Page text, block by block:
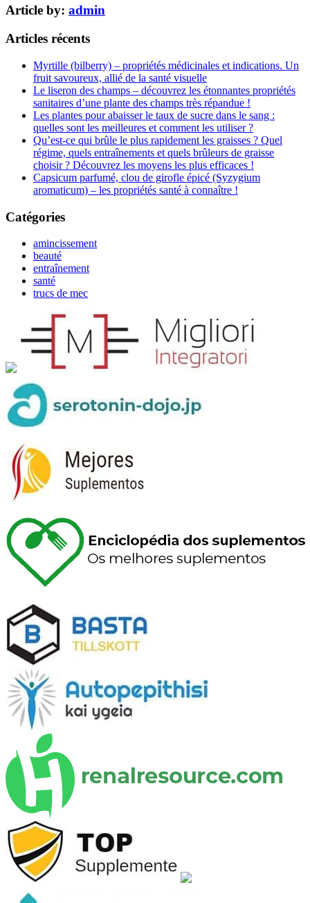
Article by: admin
Articles récents
Myrtille (bilberry) – propriétés médicinales et indications. Un
fruit savoureux, allié de la santé visuelle
Le liseron des champs – découvrez les étonnantes propriétés
sanitaires d’une plante des champs très répandue !
Les plantes pour abaisser le taux de sucre dans le sang :
quelles sont les meilleures et comment les utiliser ?
Qu’est-ce qui brûle le plus rapidement les graisses ? Quel
régime, quels entraînements et quels brûleurs de graisse
choisir ? Découvrez les moyens les plus efficaces !
Capsicum parfumé, clou de girofle épicé (Syzygium
aromaticum) – les propriétés santé à connaître !
Catégories
amincissement
beauté
entraînement
santé
trucs de mec